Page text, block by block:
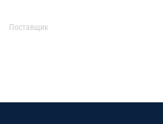
Поставщик